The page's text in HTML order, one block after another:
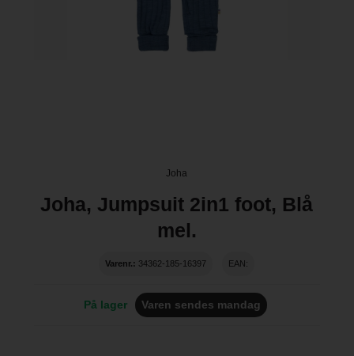
Joha
Joha, Jumpsuit 2in1 foot, Blå
mel.
Varenr.: 34362-185-16397 EAN:
På lager Varen sendes mandag